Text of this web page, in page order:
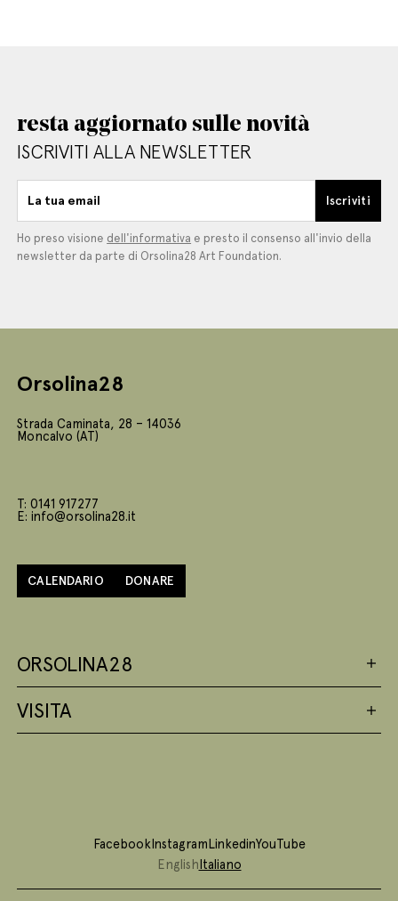
resta aggiornato sulle novità
ISCRIVITI ALLA NEWSLETTER
La tua email Iscriviti
Ho preso visione dell'informativa e presto il consenso all'invio della
newsletter da parte di Orsolina28 Art Foundation.
Orsolina28
Strada Caminata, 28 – 14036
Moncalvo (AT)
T: 0141 917277
E: info@orsolina28.it
CALENDARIO DONARE
ORSOLINA28
VISITA
FacebookInstagramLinkedinYouTube
EnglishItaliano